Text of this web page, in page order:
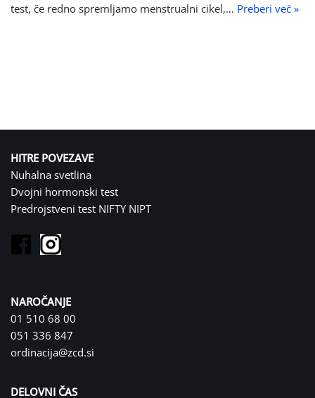
test, če redno spremljamo menstrualni cikel,… Preberi več »
HITRE POVEZAVE
Nuhalna svetlina
Dvojni hormonski test
Predrojstveni test NIFTY NIPT
NAROČANJE
01 510 68 00
051 336 847
ordinacija@zcd.si
DELOVNI ČAS